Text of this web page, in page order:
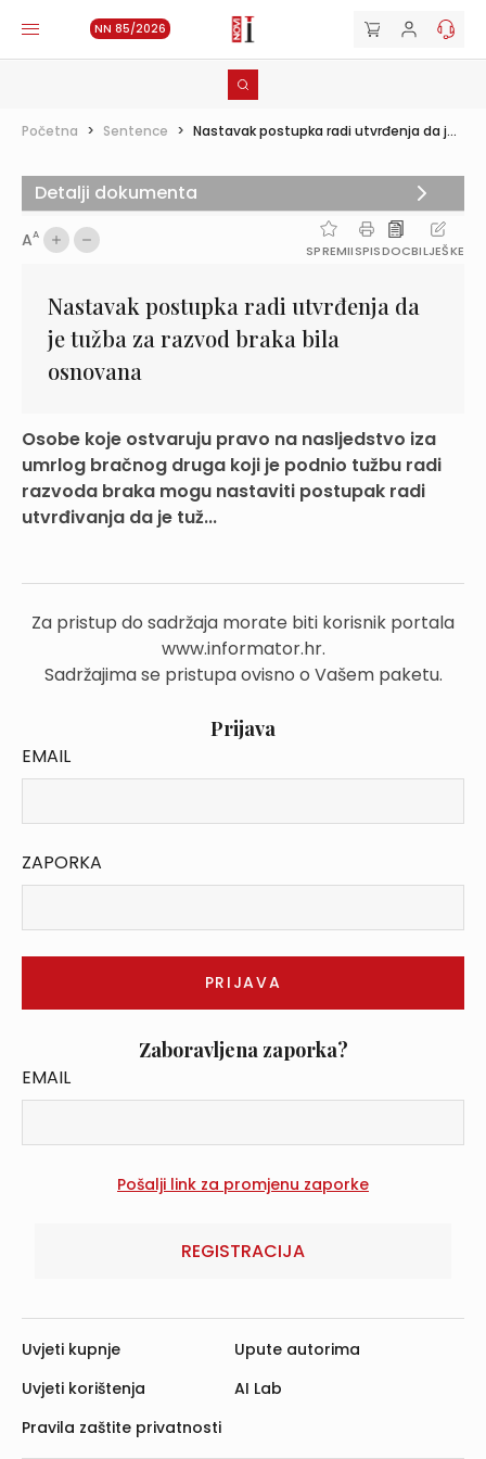
NN 85/2026
Početna > Sentence > Nastavak postupka radi utvrđenja da j...
AA
SPREMIISPISDOCBILJEŠKE
Nastavak postupka radi utvrđenja da
je tužba za razvod braka bila
osnovana
Osobe koje ostvaruju pravo na nasljedstvo iza
umrlog bračnog druga koji je podnio tužbu radi
razvoda braka mogu nastaviti postupak radi
utvrđivanja da je tuž...
Za pristup do sadržaja morate biti korisnik portala
www.informator.hr.
Sadržajima se pristupa ovisno o Vašem paketu.
Prijava
EMAIL
ZAPORKA
Zaboravljena zaporka?
EMAIL
REGISTRACIJA
Detalji dokumenta
Uvjeti kupnje
Uvjeti korištenja
Pravila zaštite privatnosti
Upute autorima
AI Lab